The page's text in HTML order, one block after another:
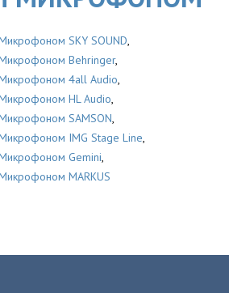
SKY SOUND,
Behringer,
4all Audio,
HL Audio,
SAMSON,
IMG Stage Line,
Gemini,
MARKUS